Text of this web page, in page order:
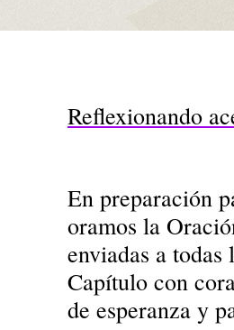
Reflexionando
En preparación
oramos la
enviadas a
Capítulo con
de esperanza y